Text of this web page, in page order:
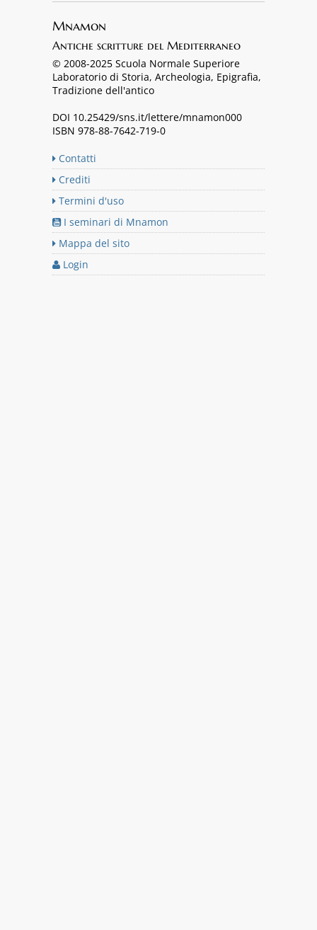
Mnamon
Antiche scritture del Mediterraneo
© 2008-2025 Scuola Normale Superiore
Laboratorio di Storia, Archeologia, Epigrafia,
Tradizione dell'antico
DOI 10.25429/sns.it/lettere/mnamon000
ISBN 978-88-7642-719-0
Contatti
Crediti
Termini d'uso
I seminari di Mnamon
Mappa del sito
Login